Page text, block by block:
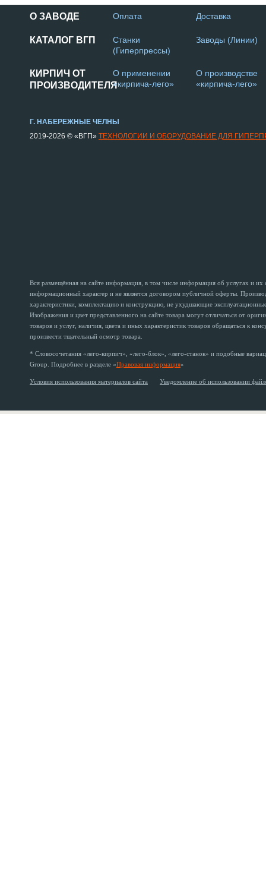
О ЗАВОДЕ Оплата Доставка
КАТАЛОГ ВГП
Станки
(Гиперпрессы)
Заводы (Линии)
КИРПИЧ ОТ
ПРОИЗВОДИТЕЛЯ
О применении
«кирпича-лего»
О производстве
«кирпича-лего»
Г. НАБЕРЕЖНЫЕ ЧЕЛНЫ
2019-2026 © «ВГП» ТЕХНОЛОГИИ И ОБОРУДОВАНИЕ ДЛЯ
Вся размещённая на сайте информация, в том числе информация об услугах и
информационный характер и не является договором публичной оферты.
характеристики, комплектацию и конструкцию, не ухудшающие
Изображения и цвет представленного на сайте товара могут отличаться от
товаров и услуг, наличия, цвета и иных характеристик товаров обращаться к
произвести тщательный осмотр товара.
* Словосочетания «лего-кирпич», «лего-блок», «лего-станок» и подобные
Group. Подробнее в разделе «Правовая информация»
Условия использования материалов сайта Уведомление об использовании